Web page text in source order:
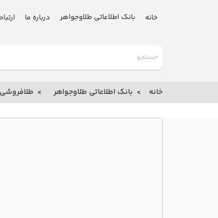
خانه بانک اطلاعاتی طلاوجواهر درباره ما
خانه بانک اطلاعاتی طلاوجواهر طلافروشی